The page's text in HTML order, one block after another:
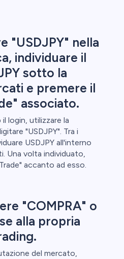
"USDJPY" nella
individuare il
sotto la
e premere il
associato.
login, utilizzare la
"USDJPY". Tra i
USDJPY all'interno
Una volta individuato,
accanto ad esso.
"COMPRA" o
alla propria
del mercato,